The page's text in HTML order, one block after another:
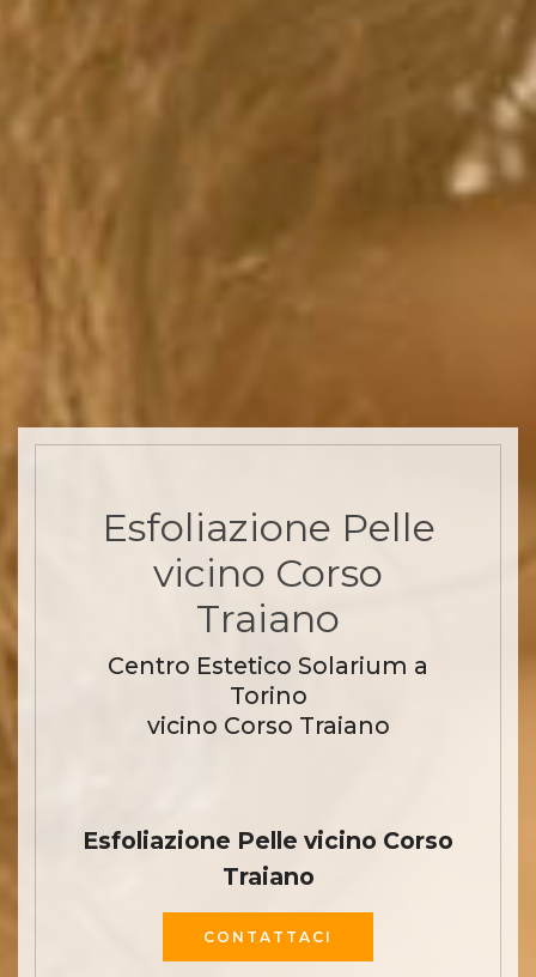
Esfoliazione Pelle
vicino Corso
Traiano
Centro Estetico Solarium a
Torino
vicino Corso Traiano
Esfoliazione Pelle vicino Corso
Traiano
CONTATTACI